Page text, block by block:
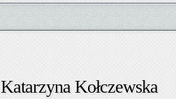
Katarzyna Kołczewska